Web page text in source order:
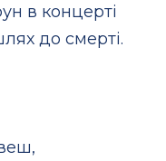
в концерті
до смерті.